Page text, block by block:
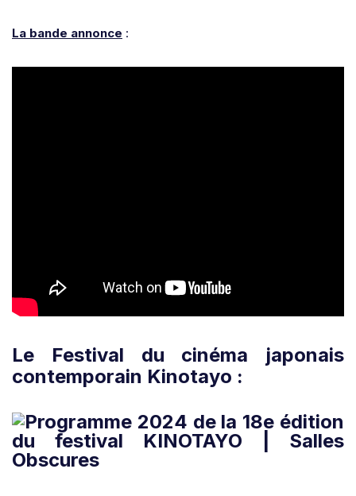
La bande annonce :
Le Festival du cinéma japonais
contemporain Kinotayo :